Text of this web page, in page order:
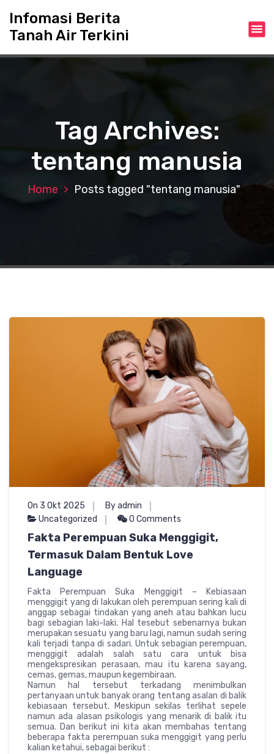
t
Infomasi Berita
Tanah Air Terkini
Tag Archives:
tentang manusia
Home Posts tagged "tentang manusia"
On 3 Okt 2025
By admin
Uncategorized
0 Comments
Fakta Perempuan Suka Menggigit,
Termasuk Dalam Bentuk Love
Language
Fakta Perempuan Suka Menggigit – Kebiasaan
menggigit yang di lakukan oleh perempuan sering kali di
anggap sebagai tindakan yang aneh atau bahkan lucu
bagi sebagian laki-laki. Hal tesebut sebenarnya bukan
merupakan sesuatu yang baru lagi, namun sudah sering
kali terjadi tanpa di sadari. Untuk sebagian perempuan,
menggigit adalah salah satu cara untuk bisa
mengekspresikan perasaan, mau itu karena sayang,
cemas, gemas, maupun kegembiraan.
Namun hal tersebut terkadang menimbulkan
pertanyaan untuk banyak orang tentang asalan di balik
kebiasaan tersebut. Meskipun sekilas terlihat sepele
namun ada alasan psikologis yang menarik di balik itu
semua. Dan berikut ini kita akan membahas tentang
beberapa fakta perempuan suka menggigit yang perlu
kalian ketahui, sebagai berikut :